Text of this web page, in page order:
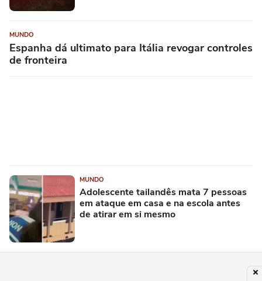
MUNDO
Espanha dá ultimato para Itália revogar controles
de fronteira
MUNDO
Adolescente tailandês mata 7 pessoas
em ataque em casa e na escola antes
de atirar em si mesmo